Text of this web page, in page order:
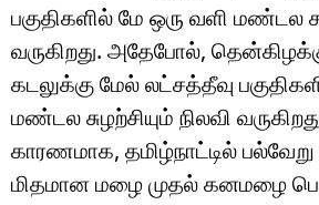
லைஃப்ஸ்டைல்
வணிகம்
டெக்னாலஜி
ஆன்மீகம்
பகுதிகளில் மே ஒரு வளி மண்டல
வருகிறது. அதேபோல்,
கடலுக்கு மேல் லட்சத்தீவு
மண்டல சுழற்சியும் நிலவி
காரணமாக, தமிழ்நாட்டில் பல்வேறு
மிதமான மழை முதல் கனமழை